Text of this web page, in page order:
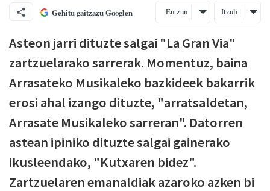
Gehitu gaitzazu Googlen Entzun Itzuli
Asteon jarri dituzte salgai "La Gran Via"
zartzuelarako sarrerak. Momentuz, baina
Arrasateko Musikaleko bazkideek bakarrik
erosi ahal izango dituzte, "arratsaldetan,
Arrasate Musikaleko sarreran". Datorren
astean ipiniko dituzte salgai gainerako
ikusleendako, "Kutxaren bidez".
Zartzuelaren emanaldiak azaroko azken bi